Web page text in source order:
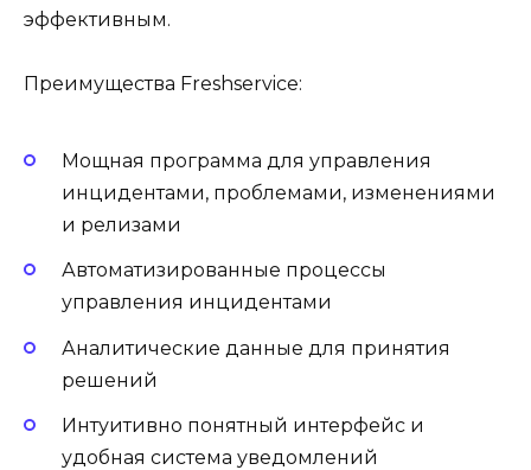
эффективным.
Преимущества Freshservice:
Мощная программа для управления
инцидентами, проблемами, изменениями
и релизами
Автоматизированные процессы
управления инцидентами
Аналитические данные для принятия
решений
Интуитивно понятный интерфейс и
удобная система уведомлений